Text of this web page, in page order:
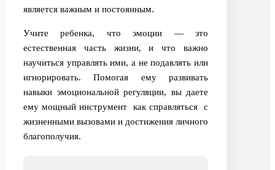
является важным и постоянным.
Учите ребенка, что эмоции — это
естественная часть жизни, и что важно
научиться управлять ими, а не подавлять или
игнорировать. Помогая ему развивать
навыки эмоциональной регуляции, вы даете
ему мощный инструмент как справляться с
жизненными вызовами и достижения личного
благополучия.